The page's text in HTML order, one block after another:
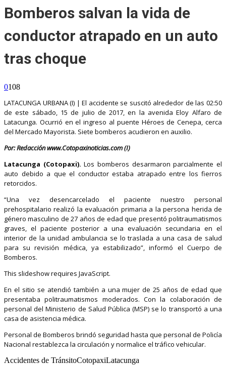
Bomberos salvan la vida de
conductor atrapado en un auto
tras choque
0108
LATACUNGA URBANA (I) | El accidente se suscitó alrededor de las 02:50
de este sábado, 15 de julio de 2017, en la avenida Eloy Alfaro de
Latacunga. Ocurrió en el ingreso al puente Héroes de Cenepa, cerca
del Mercado Mayorista. Siete bomberos acudieron en auxilio.
Por: Redacción www.Cotopaxinoticias.com (I)
Latacunga (Cotopaxi). Los bomberos desarmaron parcialmente el
auto debido a que el conductor estaba atrapado entre los fierros
retorcidos.
“Una vez desencarcelado el paciente nuestro personal
prehospitalario realizó la evaluación primaria a la persona herida de
género masculino de 27 años de edad que presentó politraumatismos
graves, el paciente posterior a una evaluación secundaria en el
interior de la unidad ambulancia se lo traslada a una casa de salud
para su revisión médica, ya estabilizado”, informó el Cuerpo de
Bomberos.
This slideshow requires JavaScript.
En el sitio se atendió también a una mujer de 25 años de edad que
presentaba politraumatismos moderados. Con la colaboración de
personal del Ministerio de Salud Pública (MSP) se lo transportó a una
casa de asistencia médica.
Personal de Bomberos brindó seguridad hasta que personal de Policía
Nacional restablezca la circulación y normalice el tráfico vehicular.
Accidentes de TránsitoCotopaxiLatacunga